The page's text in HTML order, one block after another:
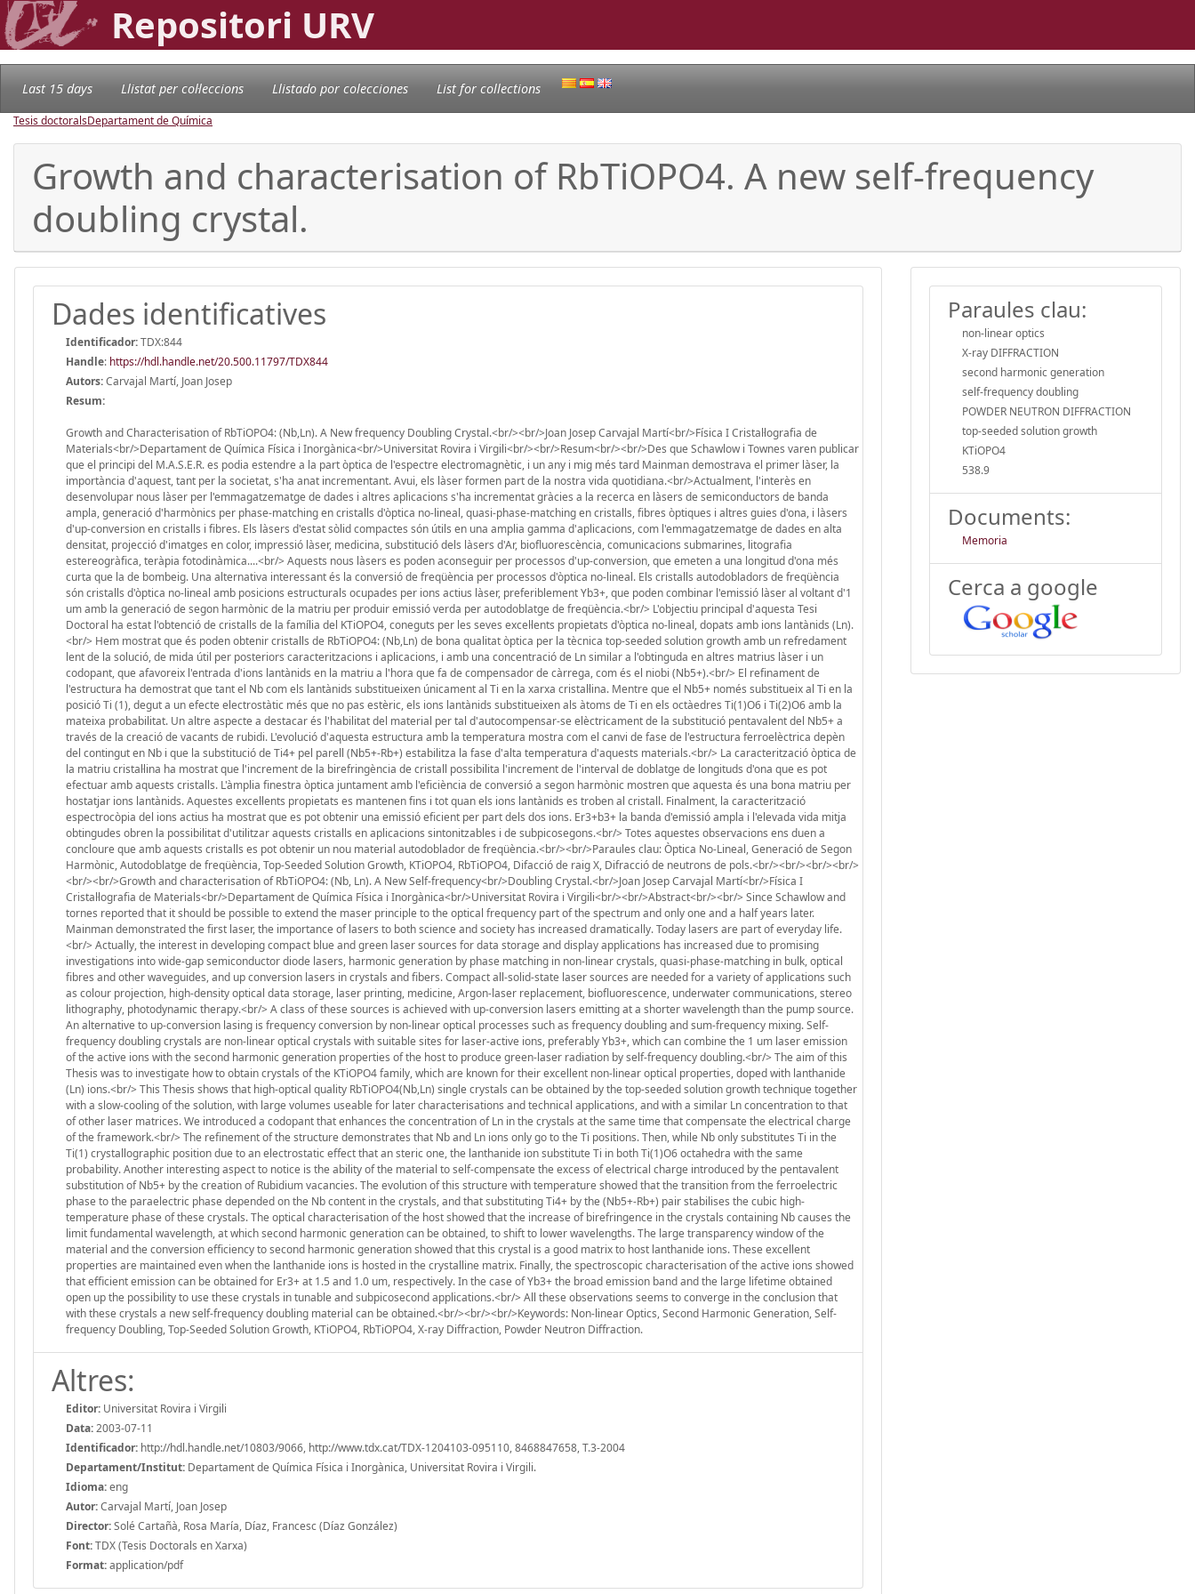
Repositori URV
Last 15 days Llistat per col·leccions Llistado por colecciones List for collections
Tesis doctoralsDepartament de Química
Growth and characterisation of RbTiOPO4. A new self-frequency
doubling crystal.
Dades identificatives
Identificador:TDX:844
Handle: https://hdl.handle.net/20.500.11797/TDX844
Autors:Carvajal Martí, Joan Josep
Resum:
Growth and Characterisation of RbTiOPO4: (Nb,Ln). A New frequency Doubling Crystal.<br/><br/>Joan Josep Carvajal Martí<br/>Física I Cristal·lografia de
Materials<br/>Departament de Química Física i Inorgànica<br/>Universitat Rovira i Virgili<br/><br/>Resum<br/><br/>Des que Schawlow i Townes varen publicar
que el principi del M.A.S.E.R. es podia estendre a la part òptica de l'espectre electromagnètic, i un any i mig més tard Mainman demostrava el primer làser, la
importància d'aquest, tant per la societat, s'ha anat incrementant. Avui, els làser formen part de la nostra vida quotidiana.<br/>Actualment, l'interès en
desenvolupar nous làser per l'emmagatzematge de dades i altres aplicacions s'ha incrementat gràcies a la recerca en làsers de semiconductors de banda
ampla, generació d'harmònics per phase-matching en cristalls d'òptica no-lineal, quasi-phase-matching en cristalls, fibres òptiques i altres guies d'ona, i làsers
d'up-conversion en cristalls i fibres. Els làsers d'estat sòlid compactes són útils en una amplia gamma d'aplicacions, com l'emmagatzematge de dades en alta
densitat, projecció d'imatges en color, impressió làser, medicina, substitució dels làsers d'Ar, biofluorescència, comunicacions submarines, litografia
estereogràfica, teràpia fotodinàmica....<br/> Aquests nous làsers es poden aconseguir per processos d'up-conversion, que emeten a una longitud d'ona més
curta que la de bombeig. Una alternativa interessant és la conversió de freqüència per processos d'òptica no-lineal. Els cristalls autodobladors de freqüència
són cristalls d'òptica no-lineal amb posicions estructurals ocupades per ions actius làser, preferiblement Yb3+, que poden combinar l'emissió làser al voltant d'1
um amb la generació de segon harmònic de la matriu per produir emissió verda per autodoblatge de freqüència.<br/> L'objectiu principal d'aquesta Tesi
Doctoral ha estat l'obtenció de cristalls de la família del KTiOPO4, coneguts per les seves excel·lents propietats d'òptica no-lineal, dopats amb ions lantànids (Ln).
<br/> Hem mostrat que és poden obtenir cristalls de RbTiOPO4: (Nb,Ln) de bona qualitat òptica per la tècnica top-seeded solution growth amb un refredament
lent de la solució, de mida útil per posteriors caracteritzacions i aplicacions, i amb una concentració de Ln similar a l'obtinguda en altres matrius làser i un
codopant, que afavoreix l'entrada d'ions lantànids en la matriu a l'hora que fa de compensador de càrrega, com és el niobi (Nb5+).<br/> El refinament de
l'estructura ha demostrat que tant el Nb com els lantànids substitueixen únicament al Ti en la xarxa cristal·lina. Mentre que el Nb5+ només substitueix al Ti en la
posició Ti (1), degut a un efecte electrostàtic més que no pas estèric, els ions lantànids substitueixen als àtoms de Ti en els octàedres Ti(1)O6 i Ti(2)O6 amb la
mateixa probabilitat. Un altre aspecte a destacar és l'habilitat del material per tal d'autocompensar-se elèctricament de la substitució pentavalent del Nb5+ a
través de la creació de vacants de rubidi. L'evolució d'aquesta estructura amb la temperatura mostra com el canvi de fase de l'estructura ferroelèctrica depèn
del contingut en Nb i que la substitució de Ti4+ pel parell (Nb5+-Rb+) estabilitza la fase d'alta temperatura d'aquests materials.<br/> La caracterització òptica de
la matriu cristal·lina ha mostrat que l'increment de la birefringència de cristall possibilita l'increment de l'interval de doblatge de longituds d'ona que es pot
efectuar amb aquests cristalls. L'àmplia finestra òptica juntament amb l'eficiència de conversió a segon harmònic mostren que aquesta és una bona matriu per
hostatjar ions lantànids. Aquestes excel·lents propietats es mantenen fins i tot quan els ions lantànids es troben al cristall. Finalment, la caracterització
espectrocòpia del ions actius ha mostrat que es pot obtenir una emissió eficient per part dels dos ions. Er3+b3+ la banda d'emissió ampla i l'elevada vida mitja
obtingudes obren la possibilitat d'utilitzar aquests cristalls en aplicacions sintonitzables i de subpicosegons.<br/> Totes aquestes observacions ens duen a
concloure que amb aquests cristalls es pot obtenir un nou material autodoblador de freqüència.<br/><br/>Paraules clau: Òptica No-Lineal, Generació de Segon
Harmònic, Autodoblatge de freqüència, Top-Seeded Solution Growth, KTiOPO4, RbTiOPO4, Difacció de raig X, Difracció de neutrons de pols.<br/><br/><br/><br/>
<br/><br/>Growth and characterisation of RbTiOPO4: (Nb, Ln). A New Self-frequency<br/>Doubling Crystal.<br/>Joan Josep Carvajal Martí<br/>Física I
Cristal·lografia de Materials<br/>Departament de Química Física i Inorgànica<br/>Universitat Rovira i Virgili<br/><br/>Abstract<br/><br/> Since Schawlow and
tornes reported that it should be possible to extend the maser principle to the optical frequency part of the spectrum and only one and a half years later.
Mainman demonstrated the first laser, the importance of lasers to both science and society has increased dramatically. Today lasers are part of everyday life.
<br/> Actually, the interest in developing compact blue and green laser sources for data storage and display applications has increased due to promising
investigations into wide-gap semiconductor diode lasers, harmonic generation by phase matching in non-linear crystals, quasi-phase-matching in bulk, optical
fibres and other waveguides, and up conversion lasers in crystals and fibers. Compact all-solid-state laser sources are needed for a variety of applications such
as colour projection, high-density optical data storage, laser printing, medicine, Argon-laser replacement, biofluorescence, underwater communications, stereo
lithography, photodynamic therapy.<br/> A class of these sources is achieved with up-conversion lasers emitting at a shorter wavelength than the pump source.
An alternative to up-conversion lasing is frequency conversion by non-linear optical processes such as frequency doubling and sum-frequency mixing. Self-
frequency doubling crystals are non-linear optical crystals with suitable sites for laser-active ions, preferably Yb3+, which can combine the 1 um laser emission
of the active ions with the second harmonic generation properties of the host to produce green-laser radiation by self-frequency doubling.<br/> The aim of this
Thesis was to investigate how to obtain crystals of the KTiOPO4 family, which are known for their excellent non-linear optical properties, doped with lanthanide
(Ln) ions.<br/> This Thesis shows that high-optical quality RbTiOPO4(Nb,Ln) single crystals can be obtained by the top-seeded solution growth technique together
with a slow-cooling of the solution, with large volumes useable for later characterisations and technical applications, and with a similar Ln concentration to that
of other laser matrices. We introduced a codopant that enhances the concentration of Ln in the crystals at the same time that compensate the electrical charge
of the framework.<br/> The refinement of the structure demonstrates that Nb and Ln ions only go to the Ti positions. Then, while Nb only substitutes Ti in the
Ti(1) crystallographic position due to an electrostatic effect that an steric one, the lanthanide ion substitute Ti in both Ti(1)O6 octahedra with the same
probability. Another interesting aspect to notice is the ability of the material to self-compensate the excess of electrical charge introduced by the pentavalent
substitution of Nb5+ by the creation of Rubidium vacancies. The evolution of this structure with temperature showed that the transition from the ferroelectric
phase to the paraelectric phase depended on the Nb content in the crystals, and that substituting Ti4+ by the (Nb5+-Rb+) pair stabilises the cubic high-
temperature phase of these crystals. The optical characterisation of the host showed that the increase of birefringence in the crystals containing Nb causes the
limit fundamental wavelength, at which second harmonic generation can be obtained, to shift to lower wavelengths. The large transparency window of the
material and the conversion efficiency to second harmonic generation showed that this crystal is a good matrix to host lanthanide ions. These excellent
properties are maintained even when the lanthanide ions is hosted in the crystalline matrix. Finally, the spectroscopic characterisation of the active ions showed
that efficient emission can be obtained for Er3+ at 1.5 and 1.0 um, respectively. In the case of Yb3+ the broad emission band and the large lifetime obtained
open up the possibility to use these crystals in tunable and subpicosecond applications.<br/> All these observations seems to converge in the conclusion that
with these crystals a new self-frequency doubling material can be obtained.<br/><br/><br/>Keywords: Non-linear Optics, Second Harmonic Generation, Self-
frequency Doubling, Top-Seeded Solution Growth, KTiOPO4, RbTiOPO4, X-ray Diffraction, Powder Neutron Diffraction.
Altres:
Editor: Universitat Rovira i Virgili
Data:2003-07-11
Identificador: http://hdl.handle.net/10803/9066, http://www.tdx.cat/TDX-1204103-095110, 8468847658, T.3-2004
Departament/Institut: Departament de Química Física i Inorgànica, Universitat Rovira i Virgili.
Idioma:eng
Autor:Carvajal Martí, Joan Josep
Director:Solé Cartañà, Rosa María, Díaz, Francesc (Díaz González)
Font:TDX (Tesis Doctorals en Xarxa)
Format:application/pdf
Paraules clau:
non-linear optics
X-ray DIFFRACTION
second harmonic generation
self-frequency doubling
POWDER NEUTRON DIFFRACTION
top-seeded solution growth
KTiOPO4
538.9
Documents:
Memoria
Cerca a google